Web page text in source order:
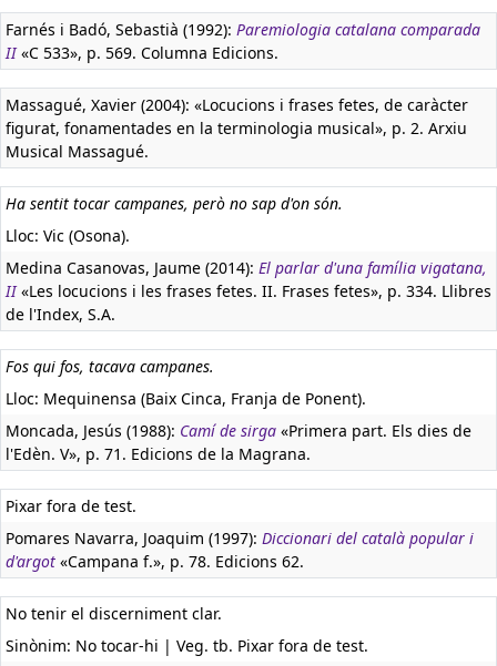
Farnés i Badó, Sebastià (1992): Paremiologia catalana comparada
II«C 533», p. 569. Columna Edicions.
Massagué, Xavier (2004): «Locucions i frases fetes, de caràcter
figurat, fonamentades en la terminologia musical», p. 2. Arxiu
Musical Massagué.
Ha sentit tocar campanes, però no sap d'on són.
Lloc: Vic (Osona).
Medina Casanovas, Jaume (2014): El parlar d'una família vigatana,
II«Les locucions i les frases fetes. II. Frases fetes», p. 334. Llibres
de l'Index, S.A.
Fos qui fos, tacava campanes.
Lloc: Mequinensa (Baix Cinca, Franja de Ponent).
Moncada, Jesús (1988): Camí de sirga «Primera part. Els dies de
l'Edèn. V», p. 71. Edicions de la Magrana.
Pixar fora de test.
Pomares Navarra, Joaquim (1997): Diccionari del català popular i
d'argot «Campana f.», p. 78. Edicions 62.
No tenir el discerniment clar.
Sinònim: No tocar-hi | Veg. tb. Pixar fora de test.